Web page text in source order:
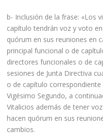
b- Inclusión de la frase: «Los
capítulo tendrán voz y voto
quórum en sus reuniones en
principal funcional o de
directores funcionales o de
sesiones de Junta Directiva
o de capítulo
Vigésimo Segundo, a
Vitalicios además de tener
hacen quórum en sus
cambios.